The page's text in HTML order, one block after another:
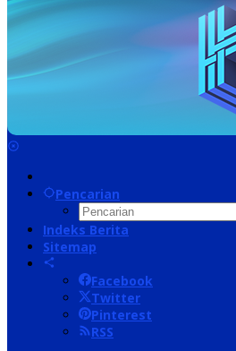
Pencarian
Indeks Berita
Sitemap
Facebook
Twitter
Pinterest
RSS